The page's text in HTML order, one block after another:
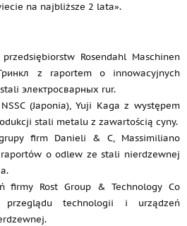
na najbliższe 2 lata».
Rosendahl Maschinen
z raportem o innowacyjnych
электросварных rur.
(Japonia), Yuji Kaga z występem
stali metalu z zawartością cyny.
firm Danieli & C, Massimiliano
o odlew ze stali nierdzewnej
firmy Rost Group & Technology Co
technologii i urządzeń